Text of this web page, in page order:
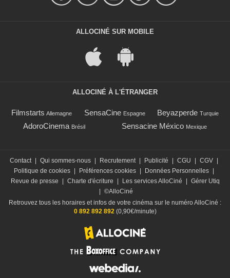
ALLOCINÉ SUR MOBILE
ALLOCINÉ À L'ÉTRANGER
Filmstarts Allemagne SensaCine Espagne Beyazperde Turquie
AdoroCinema Brésil Sensacine México Mexique
Contact Qui sommes-nous Recrutement Publicité CGU CGV
Politique de cookies
Préférences cookies Données Personnelles
Revue de presse
Charte d'écriture Les services AlloCiné
Gérer Utiq
©AlloCiné
Retrouvez tous les horaires et infos de votre cinéma sur le numéro AlloCiné :
0 892 892 892(0,90€/minute)